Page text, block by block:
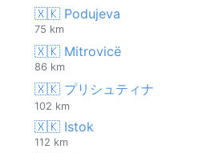
🇽🇰 Podujeva
75 km
🇽🇰 Mitrovicë
86 km
🇽🇰 プリシュティナ
102 km
🇽🇰 Istok
112 km